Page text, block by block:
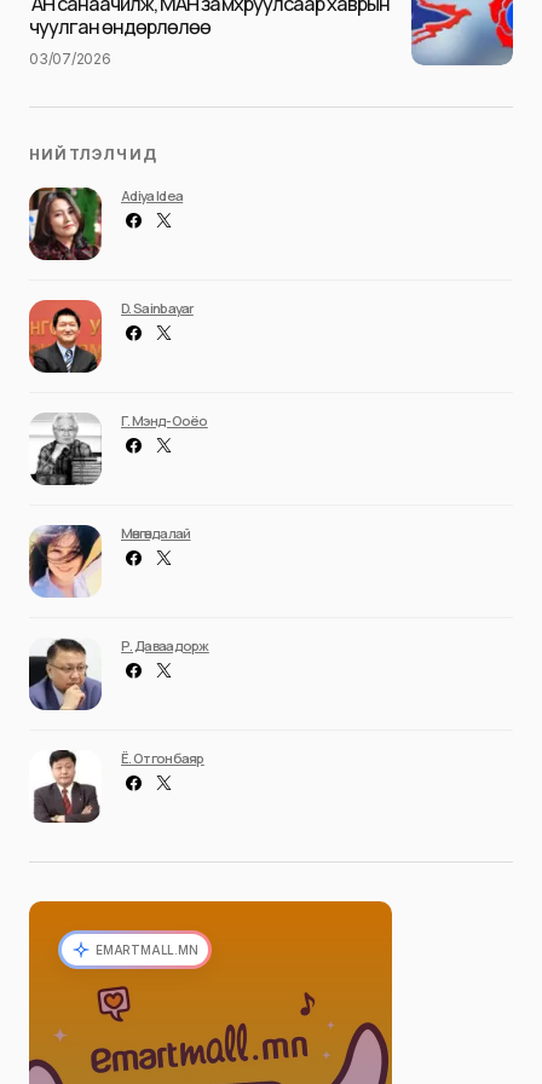
чуулган өндөрлөлөө
03/07/2026
НИЙТЛЭЛЧИД
Adiya Idea
D. Sainbayar
Г. Мэнд-Ооёо
Мөнгөндалай
Р. Даваадорж
Ё. Отгонбаяр
EMARTMALL.MN